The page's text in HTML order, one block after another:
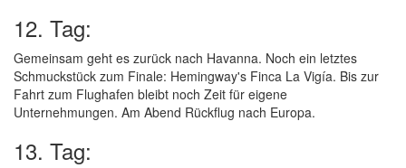
12. Tag:
Gemeinsam geht es zurück nach Havanna. Noch ein letztes
Schmuckstück zum Finale: Hemingway's Finca La Vigía. Bis zur
Fahrt zum Flughafen bleibt noch Zeit für eigene
Unternehmungen. Am Abend Rückflug nach Europa.
13. Tag: